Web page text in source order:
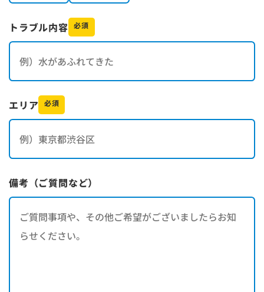
トラブル内容 必須
エリア 必須
備考（ご質問など）